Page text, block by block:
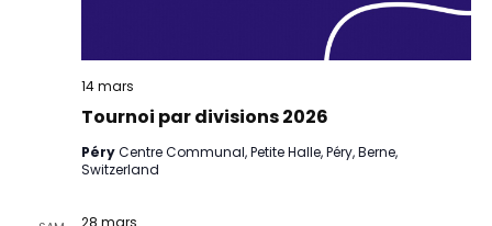
Tournoi par divisions 2026
14 mars
PéryCentre Communal, Petite Halle, Péry, Berne,
Switzerland